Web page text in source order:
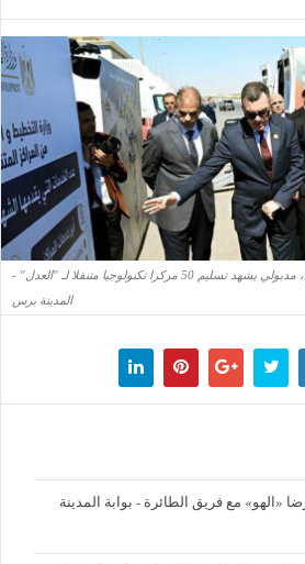
لتقديم خدمات الشهر العقاري، مدبولي يشهد تسليم 50 مركزا تكنولوجيا متنقلا لـ "العدل" -
المدينة برس
«الهو» مع فريق الطائرة - بوابة المدينة